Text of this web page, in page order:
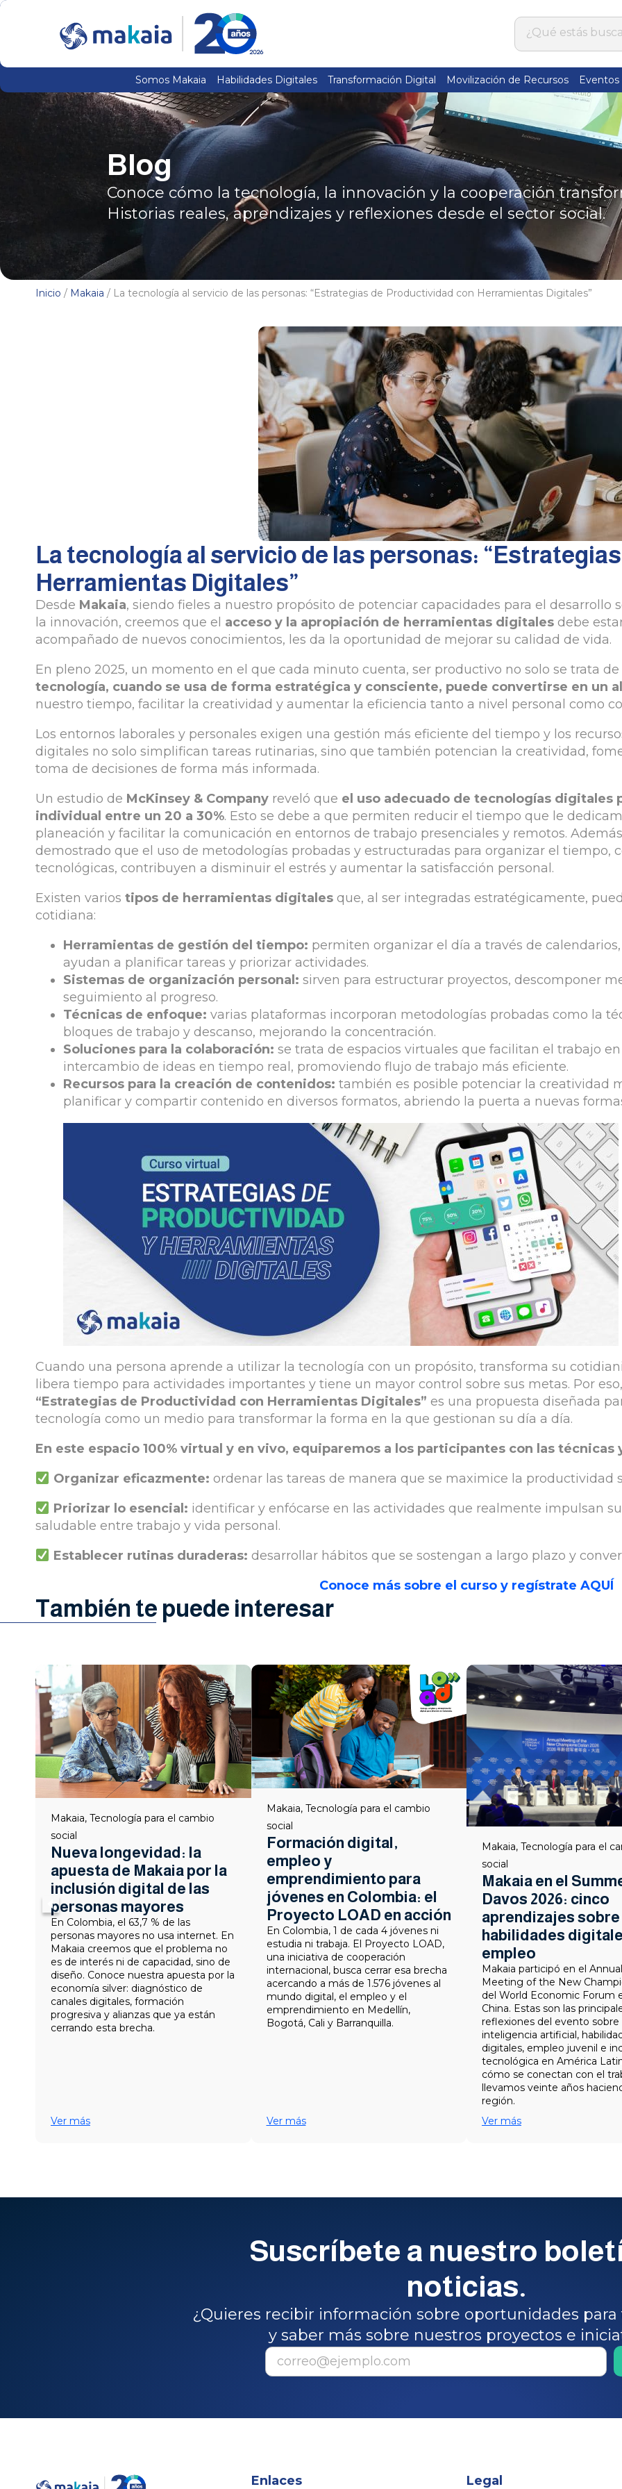
Somos Makaia Habilidades Digitales Transformación Digital Movilización de Recursos Eventos
Blog
Conoce cómo la tecnología, la innovación y la cooperación
Historias reales, aprendizajes y reflexiones desde el sector social.
Inicio / Makaia / La tecnología al servicio de las personas: “Estrategias de Productividad con Herramientas Digitales”
La tecnología al servicio de las personas:
Herramientas Digitales”
Desde Makaia, siendo fieles a nuestro propósito de potenciar capacidades para el desarrollo
la innovación, creemos que el acceso y la apropiación de herramientas digitales debe
acompañado de nuevos conocimientos, les da la oportunidad de mejorar su calidad de vida.
En pleno 2025, un momento en el que cada minuto cuenta, ser productivo no solo se trata
tecnología, cuando se usa de forma estratégica y consciente, puede convertirse en un
nuestro tiempo, facilitar la creatividad y aumentar la eficiencia tanto a nivel personal como
Los entornos laborales y personales exigen una gestión más eficiente del tiempo y los
digitales no solo simplifican tareas rutinarias, sino que también potencian la creatividad,
toma de decisiones de forma más informada.
Un estudio de McKinsey & Company reveló que el uso adecuado de tecnologías
individual entre un 20 a 30%. Esto se debe a que permiten reducir el tiempo que le
planeación y facilitar la comunicación en entornos de trabajo presenciales y remotos.
demostrado que el uso de metodologías probadas y estructuradas para organizar el tiempo,
tecnológicas, contribuyen a disminuir el estrés y aumentar la satisfacción personal.
Existen varios tipos de herramientas digitales que, al ser integradas estratégicamente,
cotidiana:
Herramientas de gestión del tiempo: permiten organizar el día a través de
ayudan a planificar tareas y priorizar actividades.
Sistemas de organización personal: sirven para estructurar proyectos, descomponer
seguimiento al progreso.
Técnicas de enfoque: varias plataformas incorporan metodologías probadas como la
bloques de trabajo y descanso, mejorando la concentración.
Soluciones para la colaboración: se trata de espacios virtuales que facilitan el trabajo
intercambio de ideas en tiempo real, promoviendo flujo de trabajo más eficiente.
Recursos para la creación de contenidos: también es posible potenciar la creatividad
planificar y compartir contenido en diversos formatos, abriendo la puerta a nuevas
Cuando una persona aprende a utilizar la tecnología con un propósito, transforma su
libera tiempo para actividades importantes y tiene un mayor control sobre sus metas. Por
“Estrategias de Productividad con Herramientas Digitales” es una propuesta diseñada
tecnología como un medio para transformar la forma en la que gestionan su día a día.
En este espacio 100% virtual y en vivo, equiparemos a los participantes con las técnicas
Organizar eficazmente: ordenar las tareas de manera que se maximice la productividad
Priorizar lo esencial: identificar y enfócarse en las actividades que realmente impulsan
saludable entre trabajo y vida personal.
Establecer rutinas duraderas: desarrollar hábitos que se sostengan a largo plazo y
Conoce más sobre el curso y regístrate AQUÍ
También te puede interesar
Makaia, Tecnología para el cambio
social
Nueva longevidad: la
apuesta de Makaia por la
inclusión digital de las
personas mayores
En Colombia, el 63,7 % de las
personas mayores no usa internet. En
Makaia creemos que el problema no
es de interés ni de capacidad, sino de
diseño. Conoce nuestra apuesta por la
economía silver: diagnóstico de
canales digitales, formación
progresiva y alianzas que ya están
cerrando esta brecha.
Ver más
Makaia, Tecnología para el cambio
social
Formación digital,
empleo y
emprendimiento para
jóvenes en Colombia: el
Proyecto LOAD en acción
En Colombia, 1 de cada 4 jóvenes ni
estudia ni trabaja. El Proyecto LOAD,
una iniciativa de cooperación
internacional, busca cerrar esa brecha
acercando a más de 1.576 jóvenes al
mundo digital, el empleo y el
emprendimiento en Medellín,
Bogotá, Cali y Barranquilla.
Ver más
Makaia, Tecnología para el
social
Makaia en el
Davos 2026: cinco
aprendizajes sobre
habilidades
empleo
Makaia participó en el Annual
Meeting of the New
del World Economic Forum
China. Estas son las
reflexiones del evento sobre
inteligencia artificial,
digitales, empleo juvenil e
tecnológica en América
cómo se conectan con el
llevamos veinte años
región.
Ver más
Suscríbete a nuestro
noticias.
¿Quieres recibir información sobre oportunidades
y saber más sobre nuestros proyectos e
Enlaces Legal